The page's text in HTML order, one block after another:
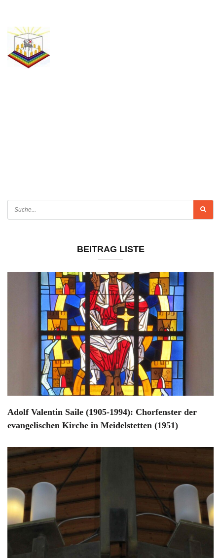
BEITRAG LISTE
Adolf Valentin Saile (1905-1994): Chorfenster der
evangelischen Kirche in Meidelstetten (1951)